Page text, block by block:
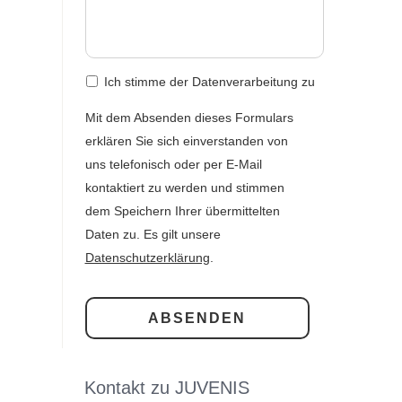
Ich stimme der Datenverarbeitung zu
Mit dem Absenden dieses Formulars
erklären Sie sich einverstanden von
uns telefonisch oder per E-Mail
kontaktiert zu werden und stimmen
dem Speichern Ihrer übermittelten
Daten zu. Es gilt unsere
Datenschutzerklärung
Kontakt zu JUVENIS